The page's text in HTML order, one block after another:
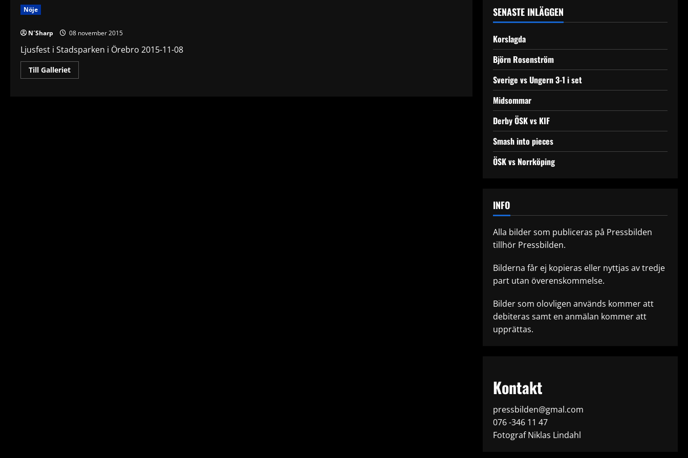
Nöje
N´Sharp 08 november 2015
Ljusfest i Stadsparken i Örebro 2015-11-08
Till GallerietRead
more
SENASTE INLÄGGEN
Korslagda
Björn Rosenström
Sverige vs Ungern 3-1 i set
Midsommar
Derby ÖSK vs KIF
Smash into pieces
ÖSK vs Norrköping
INFO
Alla bilder som publiceras på Pressbilden
tillhör Pressbilden.
Bilderna får ej kopieras eller nyttjas av tredje
part utan överenskommelse.
Bilder som olovligen används kommer att
debiteras samt en anmälan kommer att
upprättas.
Kontakt
pressbilden@gmal.com
076 -346 11 47
Fotograf Niklas Lindahl